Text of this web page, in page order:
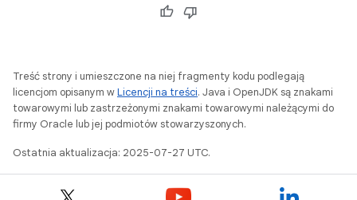
Treść strony i umieszczone na niej fragmenty kodu podlegają
licencjom opisanym wLicencji na treści. Java i OpenJDK są znakami
towarowymi lub zastrzeżonymi znakami towarowymi należącymi do
firmy Oracle lub jej podmiotów stowarzyszonych.
Ostatnia aktualizacja: 2025-07-27 UTC.